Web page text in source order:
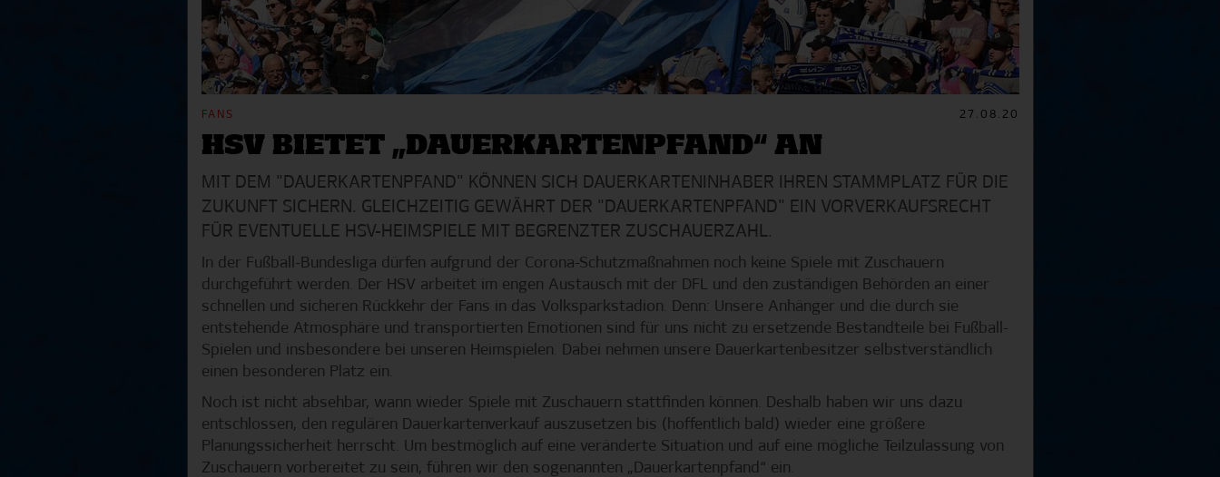
FANS 27.08.20
HSV BIETET „DAUERKARTENPFAND“ AN
MIT DEM "DAUERKARTENPFAND" KÖNNEN SICH DAUERKARTENINHABER IHREN STAMMPLATZ FÜR DIE
ZUKUNFT SICHERN. GLEICHZEITIG GEWÄHRT DER "DAUERKARTENPFAND" EIN VORVERKAUFSRECHT
FÜR EVENTUELLE HSV-HEIMSPIELE MIT BEGRENZTER ZUSCHAUERZAHL.
In der Fußball-Bundesliga dürfen aufgrund der Corona-Schutzmaßnahmen noch keine Spiele mit Zuschauern
durchgeführt werden. Der HSV arbeitet im engen Austausch mit der DFL und den zuständigen Behörden an einer
schnellen und sicheren Rückkehr der Fans in das Volksparkstadion. Denn: Unsere Anhänger und die durch sie
entstehende Atmosphäre und transportierten Emotionen sind für uns nicht zu ersetzende Bestandteile bei Fußball-
Spielen und insbesondere bei unseren Heimspielen. Dabei nehmen unsere Dauerkartenbesitzer selbstverständlich
einen besonderen Platz ein.
Noch ist nicht absehbar, wann wieder Spiele mit Zuschauern stattfinden können. Deshalb haben wir uns dazu
entschlossen, den regulären Dauerkartenverkauf auszusetzen bis (hoffentlich bald) wieder eine größere
Planungssicherheit herrscht. Um bestmöglich auf eine veränderte Situation und auf eine mögliche Teilzulassung von
Zuschauern vorbereitet zu sein, führen wir den sogenannten „Dauerkartenpfand“ ein.